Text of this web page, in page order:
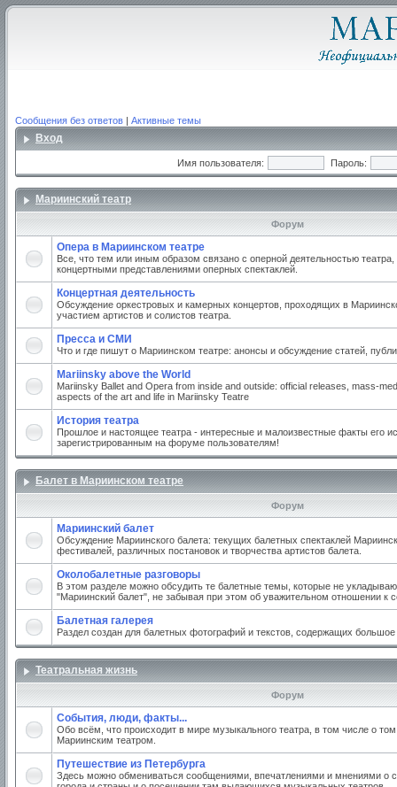
Сообщения без ответов | Активные темы
Вход
Имя пользователя: Пароль:
Мариинский театр
Форум
Опера в Мариинском театре
Все, что тем или иным образом связано с оперной деятельностью
концертными представлениями оперных спектаклей.
Концертная деятельность
Обсуждение оркестровых и камерных концертов, проходящих в
участием артистов и солистов театра.
Пресса и СМИ
Что и где пишут о Мариинском театре: анонсы и обсуждение статей,
Mariinsky above the World
Mariinsky Ballet and Opera from inside and outside: official releases, mass-
aspects of the art and life in Mariinsky Teatre
История театра
Прошлое и настоящее театра - интересные и малоизвестные факты его
зарегистрированным на форуме пользователям!
Балет в Мариинском театре
Форум
Мариинский балет
Обсуждение Мариинского балета: текущих балетных спектаклей
фестивалей, различных постановок и творчества артистов балета.
Околобалетные разговоры
В этом разделе можно обсудить те балетные темы, которые не
"Мариинский балет", не забывая при этом об уважительном отношении к
Балетная галерея
Раздел создан для балетных фотографий и текстов, содержащих
Театральная жизнь
Форум
События, люди, факты...
Обо всём, что происходит в мире музыкального театра, в том числе о
Мариинским театром.
Путешествие из Петербурга
Здесь можно обмениваться сообщениями, впечатлениями и мнениями о